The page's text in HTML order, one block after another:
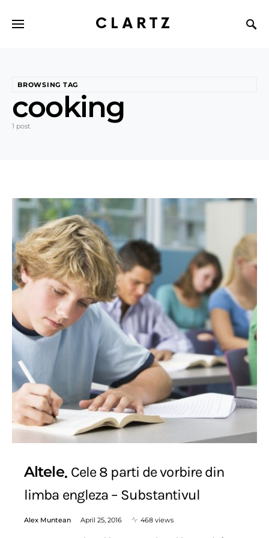
CLARTZ
BROWSING TAG
cooking
1 post
Altele Cele 8 parti de vorbire din
limba engleza – Substantivul
Alex Muntean April 25, 2016 468 views